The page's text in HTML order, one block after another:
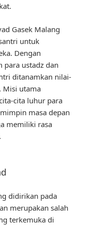
Gasek Malang
untuk
Dengan
para ustadz dan
ditanamkan nilai-
Misi utama
cita luhur para
masa depan
memiliki rasa
didirikan pada
merupakan salah
terkemuka di